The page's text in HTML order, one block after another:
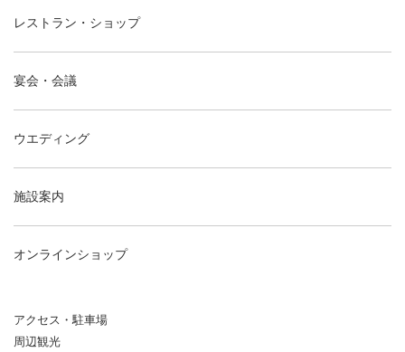
レストラン・ショップ
宴会・会議
ウエディング
施設案内
オンラインショップ
アクセス・駐車場
周辺観光